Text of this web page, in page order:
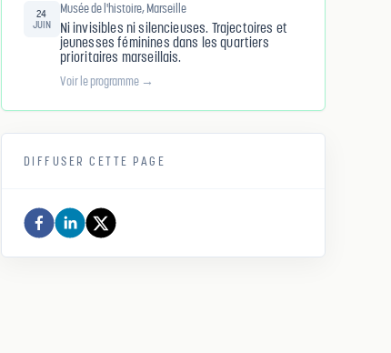
24
JUIN
Musée de l'histoire, Marseille
Ni invisibles ni silencieuses. Trajectoires et
jeunesses féminines dans les quartiers
prioritaires marseillais.
Voir le programme →
DIFFUSER CETTE PAGE